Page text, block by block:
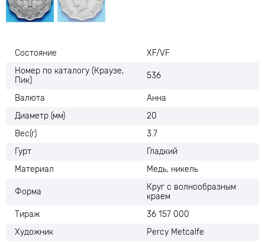
Состояние
XF/VF
Номер по каталогу (Краузе,
Пик)
536
Валюта
Анна
Диаметр (мм)
20
Вес(г)
3.7
Гурт
Гладкий
Материал
Медь, никель
Форма
Круг с волнообразным
краем
Тираж
36 157 000
Художник
Percy Metcalfe